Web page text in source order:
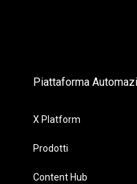
Piattaforma
X Platform
Prodotti
Content Hub